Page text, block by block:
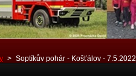
> Soptíkův pohár - Košťálov - 7.5.2022